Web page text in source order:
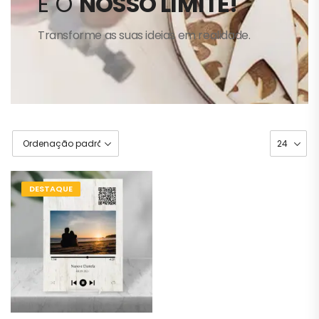
Transforme as suas ideias em realidade.
DESTAQUE